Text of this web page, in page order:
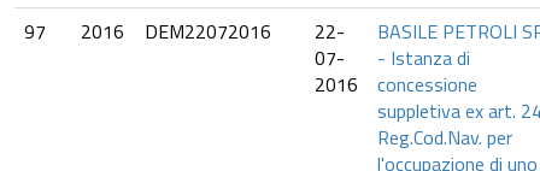
97
2016 DEM22072016
22-
07-
2016
BASILE PETROLI
- Istanza di
concessione
suppletiva ex art.
Reg.Cod.Nav. per
l'occupazione di uno